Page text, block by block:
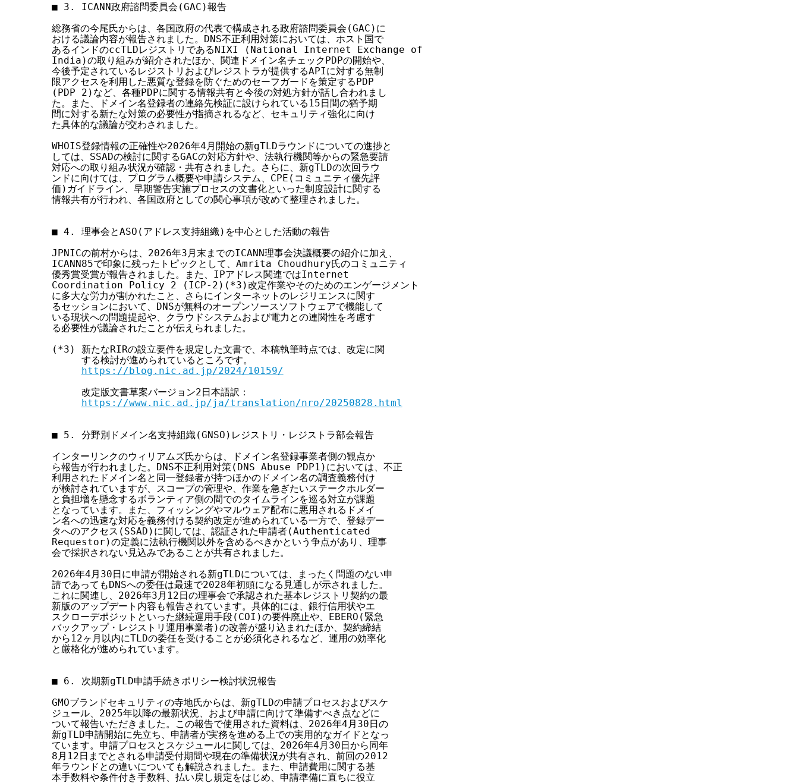
■ 3. ICANN政府諮問委員会(GAC)報告
総務省の今尾氏からは、各国政府の代表で構成される政府諮問委員会(GAC)に
おける議論内容が報告されました。DNS不正利用対策においては、ホスト国で
あるインドのccTLDレジストリであるNIXI (National Internet Exchange of
India)の取り組みが紹介されたほか、関連ドメイン名チェックPDPの開始や、
今後予定されているレジストリおよびレジストラが提供するAPIに対する無制
限アクセスを利用した悪質な登録を防ぐためのセーフガードを策定するPDP
(PDP 2)など、各種PDPに関する情報共有と今後の対処方針が話し合われまし
た。また、ドメイン名登録者の連絡先検証に設けられている15日間の猶予期
間に対する新たな対策の必要性が指摘されるなど、セキュリティ強化に向け
た具体的な議論が交わされました。
WHOIS登録情報の正確性や2026年4月開始の新gTLDラウンドについての進捗と
しては、SSADの検討に関するGACの対応方針や、法執行機関等からの緊急要請
対応への取り組み状況が確認・共有されました。さらに、新gTLDの次回ラウ
ンドに向けては、プログラム概要や申請システム、CPE(コミュニティ優先評
価)ガイドライン、早期警告実施プロセスの文書化といった制度設計に関する
情報共有が行われ、各国政府としての関心事項が改めて整理されました。
■ 4. 理事会とASO(アドレス支持組織)を中心とした活動の報告
JPNICの前村からは、2026年3月末までのICANN理事会決議概要の紹介に加え、
ICANN85で印象に残ったトピックとして、Amrita Choudhury氏のコミュニティ
優秀賞受賞が報告されました。また、IPアドレス関連ではInternet
Coordination Policy 2 (ICP-2)(*3)改定作業やそのためのエンゲージメント
に多大な労力が割かれたこと、さらにインターネットのレジリエンスに関す
るセッションにおいて、DNSが無料のオープンソースソフトウェアで機能して
いる現状への問題提起や、クラウドシステムおよび電力との連関性を考慮す
る必要性が議論されたことが伝えられました。
(*3) 新たなRIRの設立要件を規定した文書で、本稿執筆時点では、改定に関
     する検討が進められているところです。
https://blog.nic.ad.jp/2024/10159/
     改定版文書草案バージョン2日本語訳：
https://www.nic.ad.jp/ja/translation/nro/20250828.html
■ 5. 分野別ドメイン名支持組織(GNSO)レジストリ・レジストラ部会報告
インターリンクのウィリアムズ氏からは、ドメイン名登録事業者側の観点か
ら報告が行われました。DNS不正利用対策(DNS Abuse PDP1)においては、不正
利用されたドメイン名と同一登録者が持つほかのドメイン名の調査義務付け
が検討されていますが、スコープの管理や、作業を急ぎたいステークホルダー
と負担増を懸念するボランティア側の間でのタイムラインを巡る対立が課題
となっています。また、フィッシングやマルウェア配布に悪用されるドメイ
ン名への迅速な対応を義務付ける契約改定が進められている一方で、登録デー
タへのアクセス(SSAD)に関しては、認証された申請者(Authenticated
Requestor)の定義に法執行機関以外を含めるべきかという争点があり、理事
会で採択されない見込みであることが共有されました。
2026年4月30日に申請が開始される新gTLDについては、まったく問題のない申
請であってもDNSへの委任は最速で2028年初頭になる見通しが示されました。
これに関連し、2026年3月12日の理事会で承認された基本レジストリ契約の最
新版のアップデート内容も報告されています。具体的には、銀行信用状やエ
スクローデポジットといった継続運用手段(COI)の要件廃止や、EBERO(緊急
バックアップ・レジストリ運用事業者)の改善が盛り込まれたほか、契約締結
から12ヶ月以内にTLDの委任を受けることが必須化されるなど、運用の効率化
と厳格化が進められています。
■ 6. 次期新gTLD申請手続きポリシー検討状況報告
GMOブランドセキュリティの寺地氏からは、新gTLDの申請プロセスおよびスケ
ジュール、2025年以降の最新状況、および申請に向けて準備すべき点などに
ついて報告いただきました。この報告で使用された資料は、2026年4月30日の
新gTLD申請開始に先立ち、申請者が実務を進める上での実用的なガイドとなっ
ています。申請プロセスとスケジュールに関しては、2026年4月30日から同年
8月12日までとされる申請受付期間や現在の準備状況が共有され、前回の2012
年ラウンドとの違いについても解説されました。また、申請費用に関する基
本手数料や条件付き手数料、払い戻し規定をはじめ、申請準備に直ちに役立